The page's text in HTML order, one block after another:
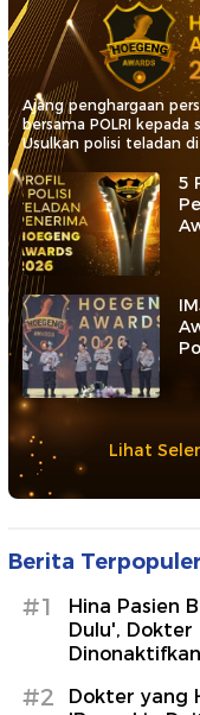
Ajang penghargaan
bersama POLRI kepada
Usulkan polisi teladan
5
Lihat
Berita Terpopuler
#1
Hina Pasien
Dulu', Dokter
Dinonaktifkan
#2
Dokter yang